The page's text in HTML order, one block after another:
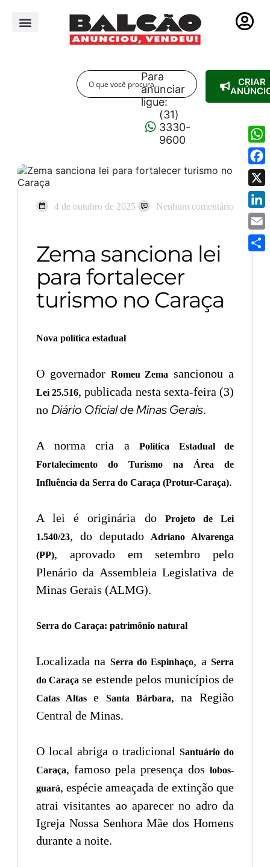
Para
anunciar
ligue:
(31)
3330-
9600
CRIAR
4 de outubro de 2025 Nenhum comentário
Zema sanciona lei
para fortalecer
turismo no Caraça
Nova política estadual
O governador Romeu Zema sancionou a
Lei 25.516, publicada nesta sexta-feira (3)
no Diário Oficial de Minas Gerais.
A norma cria a
Política Estadual de
Fortalecimento do Turismo na Área de
Influência da Serra do Caraça (Protur-Caraça).
A lei é originária do
Projeto de Lei
1.540/23, do deputado
Adriano Alvarenga
(PP), aprovado em setembro pelo
Plenário da Assembleia Legislativa de
Minas Gerais (ALMG).
Serra do Caraça: patrimônio natural
Localizada na Serra do Espinhaço, aSerra
do Caraça se estende pelos municípios de
Catas AltaseSanta Bárbara, na Região
Central de Minas.
O local abriga o tradicional Santuário do
Caraça, famoso pela presença dos lobos-
guará, espécie ameaçada de extinção que
atrai visitantes ao aparecer no adro da
Igreja Nossa Senhora Mãe dos Homens
durante a noite.
X